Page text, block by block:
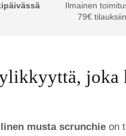
Ilmainen
79€ tilauksiin
joka
musta scrunchieon